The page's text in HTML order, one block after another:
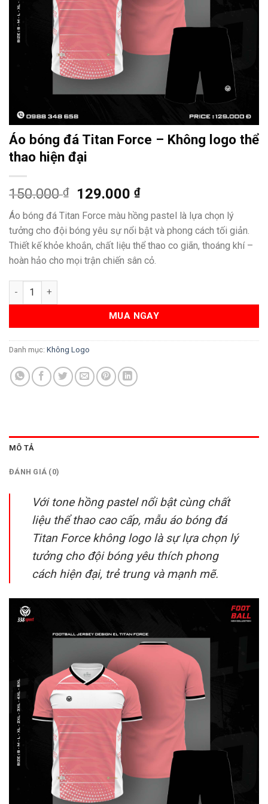
Áo bóng đá Titan Force – Không logo thể
thao hiện đại
150.000₫
Giá
gốc
là:
150.000 ₫.
129.000₫Giá
tại
là:
129.000 ₫.
Áo bóng đá Titan Force màu hồng pastel là lựa chọn lý
tưởng cho đội bóng yêu sự nổi bật và phong cách tối giản.
Thiết kế khỏe khoắn, chất liệu thể thao co giãn, thoáng khí –
hoàn hảo cho mọi trận chiến sân cỏ.
Áo bóng đá Titan Force - Không logo thể thao hiện đại số
MUA NGAY
Danh mục: Không Logo
MÔ TẢ
ĐÁNH GIÁ (0)
Với tone hồng pastel nổi bật cùng chất
liệu thể thao cao cấp, mẫu áo bóng đá
Titan Force không logo là sự lựa chọn lý
tưởng cho đội bóng yêu thích phong
cách hiện đại, trẻ trung và mạnh mẽ.